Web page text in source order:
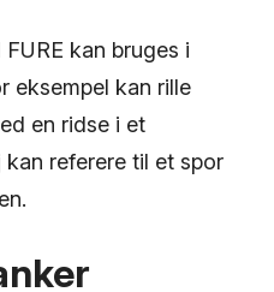
kan bruges i
eksempel kan rille
en ridse i et
referere til et spor